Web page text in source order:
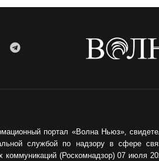
портал «Волна Ньюз»,
службой по надзору в сфере
коммуникаций (Роскомнадзор) 07 июля